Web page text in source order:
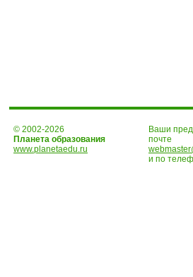
© 2002-2026
Планета образования
www.planetaedu.ru
Ваши
почте
и по